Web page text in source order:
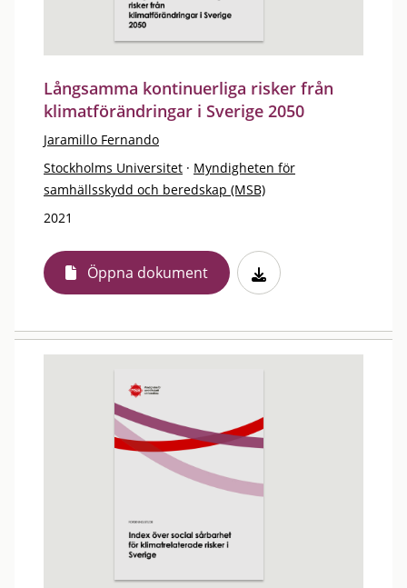
Långsamma kontinuerliga risker från
klimatförändringar i Sverige 2050
Jaramillo Fernando
Stockholms Universitet · Myndigheten för
samhällsskydd och beredskap (MSB)
2021
Öppna dokument